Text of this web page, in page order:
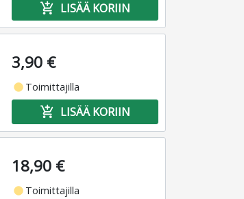
add_shopping_cart LISÄÄ KORIIN
3,90 €
fiber_manual_record Toimittajilla
add_shopping_cart LISÄÄ KORIIN
18,90 €
fiber_manual_record Toimittajilla